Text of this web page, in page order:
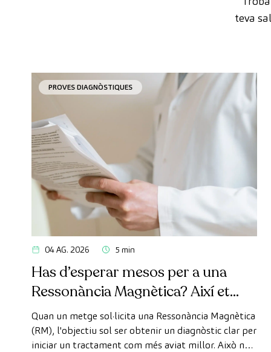
teva
PROVES DIAGNÒSTIQUES
04 AG. 2026 5 min
Has d’esperar mesos per a una
Ressonància Magnètica? Així et
pots fer la prova de manera ràpida
com a pacient privat
Quan un metge sol·licita una Ressonància Magnètica
(RM), l'objectiu sol ser obtenir un diagnòstic clar per
iniciar un tractament com més aviat millor. Això no